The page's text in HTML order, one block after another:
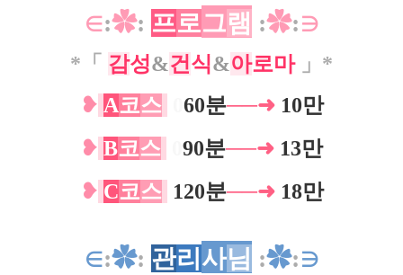
∈:✿: 프로그램 :✿:∋
* 「 감성&건식&아로마 」*
❥ A코스 60분──➜ 10만
❥ B코스 90분──➜ 13만
❥ C코스 120분──➜ 18만
∈:✿: 관리 사님 :✿:∋